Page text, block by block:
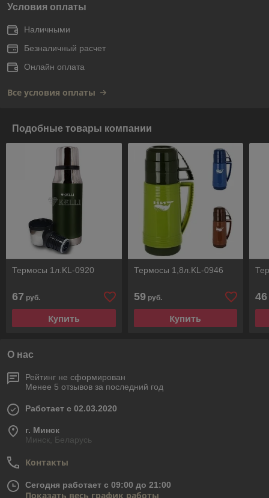
Условия оплаты
Наличными
Безналичный расчет
Онлайн оплата
Все условия оплаты
Подобные товары компании
Термосы 1л.KL-0920
67 руб.
Купить
Термосы 1,8л.KL-0946
59руб.
Купить
46
О нас
Рейтинг не сформирован
Менее 5 отзывов за последний год
Работает с 02.03.2020
г. Минск
Минск, Беларусь
Контакты
Сегодня работает с 09:00 до 21:00
Показать весь график работы